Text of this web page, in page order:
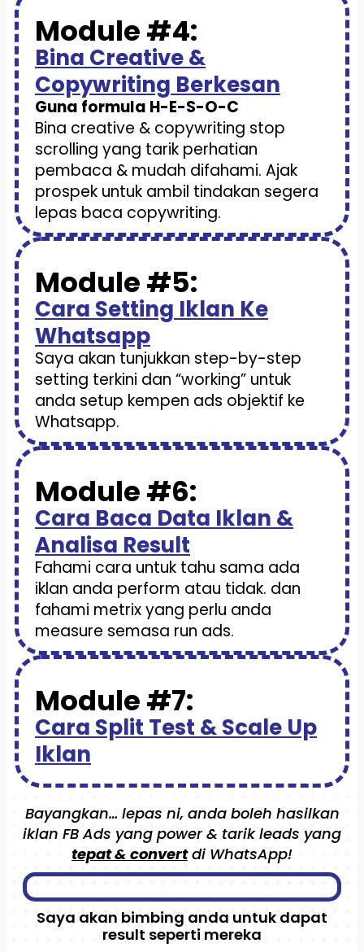
Module #4:
Bina Creative &
Copywriting Berkesan
Guna formula H-E-S-O-C
Bina creative & copywriting stop
scrolling yang tarik perhatian
pembaca & mudah difahami. Ajak
prospek untuk ambil tindakan segera
lepas baca copywriting.
Module #5:
Cara Setting Iklan Ke
Whatsapp
Saya akan tunjukkan step-by-step
setting terkini dan “working” untuk
anda setup kempen ads objektif ke
Whatsapp.
Module #6:
Cara Baca Data Iklan &
Analisa Result
Fahami cara untuk tahu sama ada
iklan anda perform atau tidak. dan
fahami metrix yang perlu anda
measure semasa run ads.
Module #7:
Cara Split Test & Scale Up
Iklan
Bayangkan… lepas ni, anda boleh hasilkan
iklan FB Ads yang power & tarik leads yang
tepat & convertdi WhatsApp!
Saya akan bimbing anda untuk dapat
result seperti mereka